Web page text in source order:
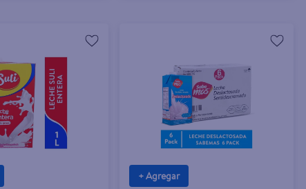
+ Agregar